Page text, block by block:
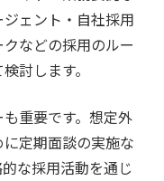
ェント・自社採用
などの採用のルー
討します。
重要です。想定外
定期面談の実施な
な採用活動を通じ